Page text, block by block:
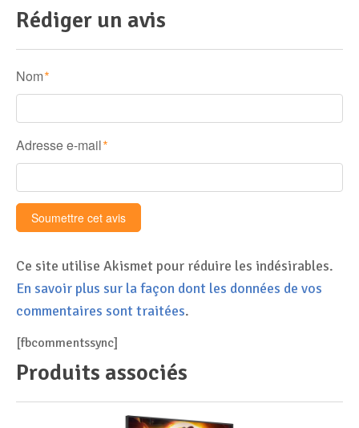
Rédiger un avis
Nom *
Adresse e-mail *
Ce site utilise Akismet pour réduire les indésirables.
En savoir plus sur la façon dont les données de vos
commentaires sont traitées.
[fbcommentssync]
Produits associés